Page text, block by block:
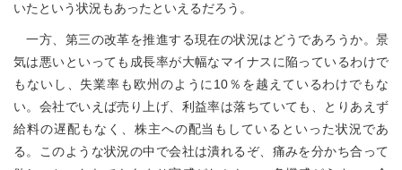
いたという状況もあったといえるだろう。
一方、第三の改革を推進する現在の状況はどうであろうか。景
気は悪いといっても成長率が大幅なマイナスに陥っているわけで
もないし、失業率も欧州のように10％を越えているわけでもな
い。会社でいえば売り上げ、利益率は落ちていても、とりあえず
給料の遅配もなく、株主への配当もしているといった状況であ
る。このような状況の中で会社は潰れるぞ、痛みを分かち合って